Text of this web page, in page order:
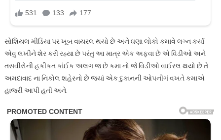
સોશિયલ મીડિયા પર ખૂબ વાયરલ થયો છે અને ઘણા લોકો કમાવે લગ્ન કર્યા
એવુ લખીને શેર કરી રહ્યા છે પરંતુ આ માત્ર એક અફવા છે એ વિડીઓ અને
તસવીરોની હકીકત કાંઈક અલગ જ છે કમા નો જે વિડીઓ વાઈરલ થયો છે તે
અમદાવાદ ના નિકોલ શહેરનો છે જ્યાં એક દુકાનની ઓપનીગં વખતે કમાએ
હાજરી આપી હતી અને.